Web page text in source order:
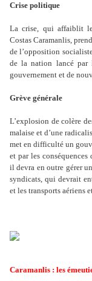
Crise politique
La crise, qui affaiblit le
Costas Caramanlis,
de l’opposition
de la nation lancé par
gouvernement et de
Grève générale
L’explosion de colère
malaise et d’une
met en difficulté un
et par les
il devra en outre gérer
syndicats, qui devrait
et les transports aériens
Caramanlis : les